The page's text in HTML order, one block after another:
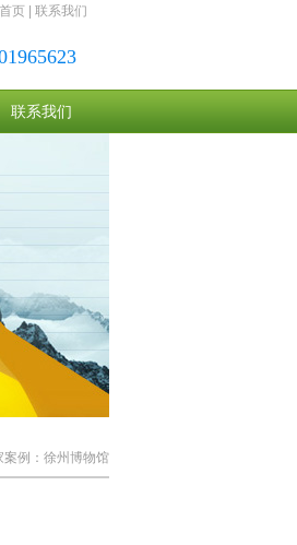
页 联系我们
联系我们
案例：徐州博物馆